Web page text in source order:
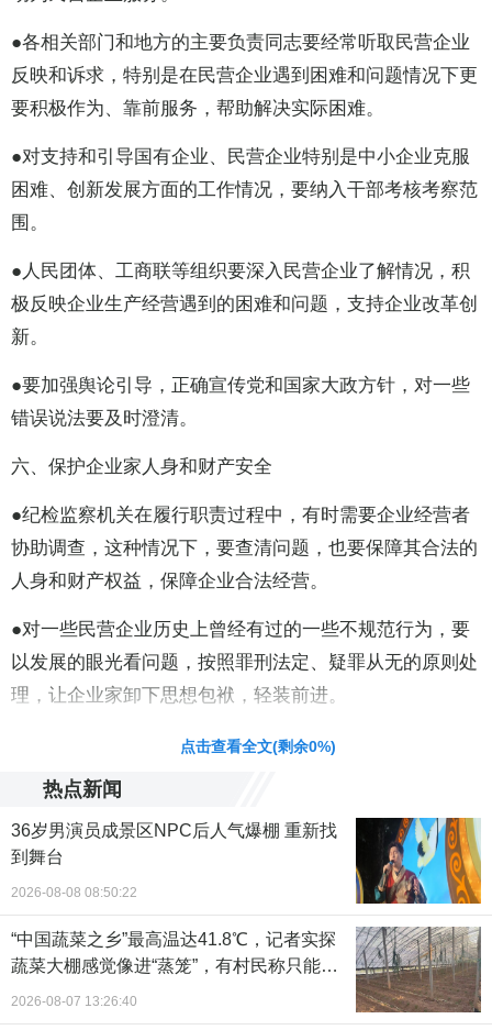
●各相关部门和地方的主要负责同志要经常听取民营企业
反映和诉求，特别是在民营企业遇到困难和问题情况下更
要积极作为、靠前服务，帮助解决实际困难。
●对支持和引导国有企业、民营企业特别是中小企业克服
困难、创新发展方面的工作情况，要纳入干部考核考察范
围。
●人民团体、工商联等组织要深入民营企业了解情况，积
极反映企业生产经营遇到的困难和问题，支持企业改革创
新。
●要加强舆论引导，正确宣传党和国家大政方针，对一些
错误说法要及时澄清。
六、保护企业家人身和财产安全
●纪检监察机关在履行职责过程中，有时需要企业经营者
协助调查，这种情况下，要查清问题，也要保障其合法的
人身和财产权益，保障企业合法经营。
●对一些民营企业历史上曾经有过的一些不规范行为，要
以发展的眼光看问题，按照罪刑法定、疑罪从无的原则处
理，让企业家卸下思想包袱，轻装前进。
责任编辑：路子康 CN078
点击查看全文(剩余0%)
热点新闻
36岁男演员成景区NPC后人气爆棚 重新找
到舞台
2026-08-08 08:50:22
“中国蔬菜之乡”最高温达41.8℃，记者实探
蔬菜大棚感觉像进“蒸笼”，有村民称只能凌
晨两点起来干活
2026-08-07 13:26:40